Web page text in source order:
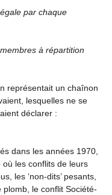
par chaque
à répartition
représentait un chaînon
lesquelles ne se
déclarer :
dans les années 1970,
les conflits de leurs
les ‘non-dits’ pesants,
le conflit Société-